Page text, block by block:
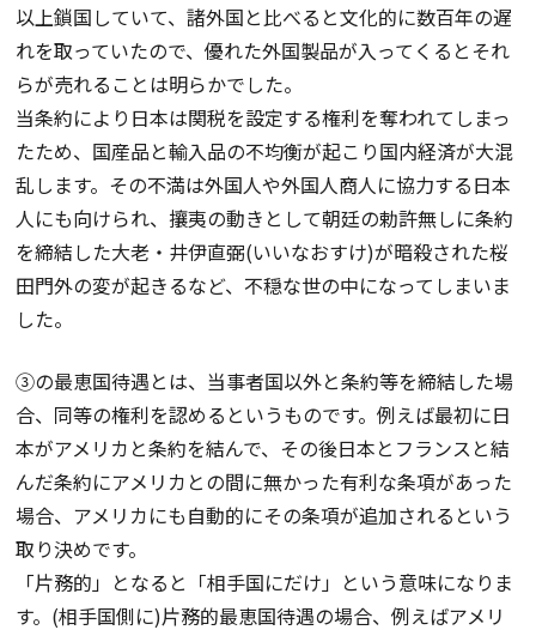
以上鎖国していて、諸外国と比べると文化的に数百年の遅
れを取っていたので、優れた外国製品が入ってくるとそれ
らが売れることは明らかでした。
当条約により日本は関税を設定する権利を奪われてしまっ
たため、国産品と輸入品の不均衡が起こり国内経済が大混
乱します。その不満は外国人や外国人商人に協力する日本
人にも向けられ、攘夷の動きとして朝廷の勅許無しに条約
を締結した大老・井伊直弼(いいなおすけ)が暗殺された桜
田門外の変が起きるなど、不穏な世の中になってしまいま
した。
③の最恵国待遇とは、当事者国以外と条約等を締結した場
合、同等の権利を認めるというものです。例えば最初に日
本がアメリカと条約を結んで、その後日本とフランスと結
んだ条約にアメリカとの間に無かった有利な条項があった
場合、アメリカにも自動的にその条項が追加されるという
取り決めです。
「片務的」となると「相手国にだけ」という意味になりま
す。(相手国側に)片務的最恵国待遇の場合、例えばアメリ